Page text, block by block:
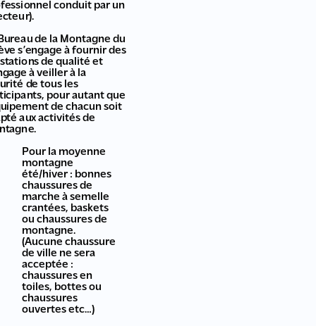
conduit par un
de la Montagne du
s’engage à fournir des
de qualité et
à veiller à la
de tous les
pour autant que
de chacun soit
aux activités de
Pour la moyenne
montagne
été/hiver : bonnes
chaussures de
marche à semelle
crantées, baskets
ou chaussures de
montagne.
(Aucune chaussure
de ville ne sera
acceptée :
chaussures en
toiles, bottes ou
chaussures
ouvertes etc…)